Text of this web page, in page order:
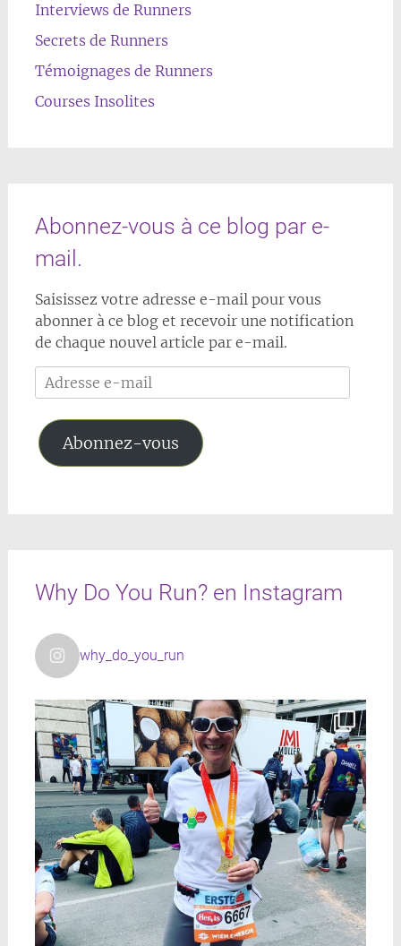
Interviews de Runners
Secrets de Runners
Témoignages de Runners
Courses Insolites
Abonnez-vous à ce blog par e-
mail.
Saisissez votre adresse e-mail pour vous
abonner à ce blog et recevoir une notification
de chaque nouvel article par e-mail.
Adresse
e-
mail
Abonnez-vous
Why Do You Run? en Instagram
why_do_you_run